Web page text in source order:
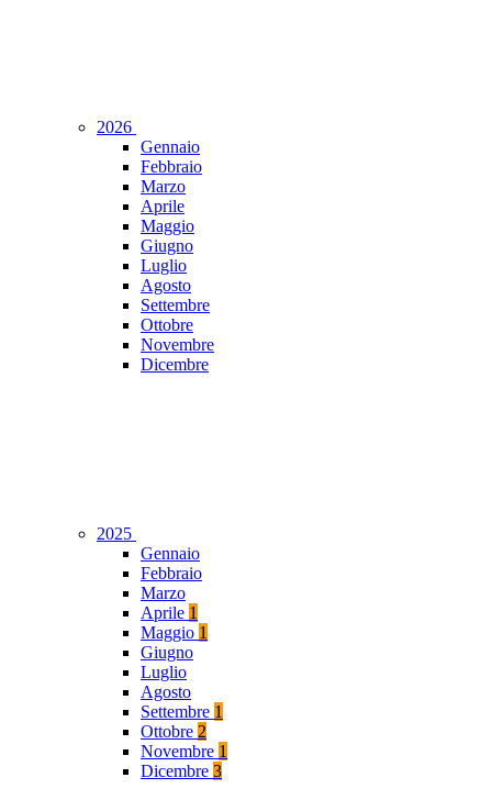
2026
Gennaio
Febbraio
Marzo
Aprile
Maggio
Giugno
Luglio
Agosto
Settembre
Ottobre
Novembre
Dicembre
2025
Gennaio
Febbraio
Marzo
Aprile 1
Maggio 1
Giugno
Luglio
Agosto
Settembre 1
Ottobre 2
Novembre 1
Dicembre 3